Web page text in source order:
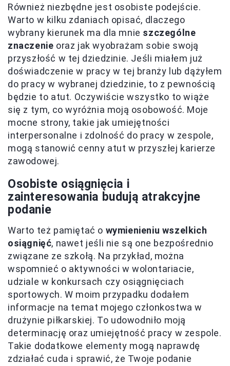
Również niezbędne jest osobiste podejście.
Warto w kilku zdaniach opisać, dlaczego
wybrany kierunek ma dla mnie szczególne
znaczenie oraz jak wyobrażam sobie swoją
przyszłość w tej dziedzinie. Jeśli miałem już
doświadczenie w pracy w tej branży lub dążyłem
do pracy w wybranej dziedzinie, to z pewnością
będzie to atut. Oczywiście wszystko to wiąże
się z tym, co wyróżnia moją osobowość. Moje
mocne strony, takie jak umiejętności
interpersonalne i zdolność do pracy w zespole,
mogą stanowić cenny atut w przyszłej karierze
zawodowej.
Osobiste osiągnięcia i
zainteresowania budują atrakcyjne
podanie
Warto też pamiętać o wymienieniu wszelkich
osiągnięć, nawet jeśli nie są one bezpośrednio
związane ze szkołą. Na przykład, można
wspomnieć o aktywności w wolontariacie,
udziale w konkursach czy osiągnięciach
sportowych. W moim przypadku dodałem
informacje na temat mojego członkostwa w
drużynie piłkarskiej. To udowodniło moją
determinację oraz umiejętność pracy w zespole.
Takie dodatkowe elementy mogą naprawdę
zdziałać cuda i sprawić, że Twoje podanie